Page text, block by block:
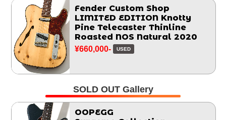
Fender Custom Shop
LIMITED EDITION Knotty
Pine Telecaster Thinline
Roasted NOS Natural 2020
¥660,000- USED
SOLD OUT Gallery
OOPEGG